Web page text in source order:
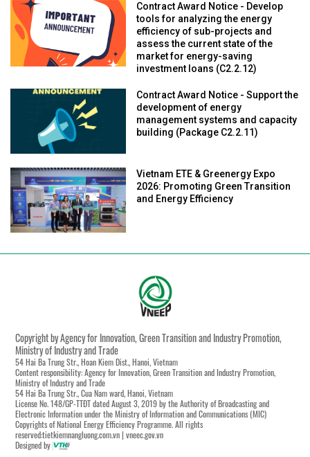
Contract Award Notice - Develop
tools for analyzing the energy
efficiency of sub-projects and
assess the current state of the
market for energy-saving
investment loans (C2.2.12)
Contract Award Notice - Support the
development of energy
management systems and capacity
building (Package C2.2.11)
Vietnam ETE & Greenergy Expo
2026: Promoting Green Transition
and Energy Efficiency
Copyright by Agency for Innovation, Green Transition and Industry Promotion,
Ministry of Industry and Trade
54 Hai Ba Trung Str., Hoan Kiem Dist., Hanoi, Vietnam
Content responsibility: Agency for Innovation, Green Transition and Industry Promotion,
Ministry of Industry and Trade
54 Hai Ba Trung Str., Cua Nam ward, Hanoi, Vietnam
License No. 148/GP-TTĐT dated August 3, 2019 by the Authority of Broadcasting and
Electronic Information under the Ministry of Information and Communications (MIC)
Copyrights of National Energy Efficiency Programme. All rights
reserved:tietkiemnangluong.com.vn | vneec.gov.vn
Designed by